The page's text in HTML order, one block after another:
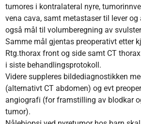
tumores i kontralateral nyre,
vena cava, samt metastaser til lever
også mål til volumberegning av
Samme mål gjentas preoperativt etter
Rtg.thorax front og side samt CT
i siste behandlingsprotokoll.
Videre suppleres bildediagnostikken
(alternativt CT abdomen) og evt
angiografi (for framstilling av blodkar
tumor).